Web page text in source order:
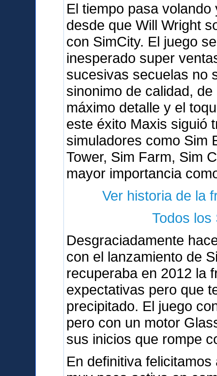
El tiempo pasa
desde que Will Wright
con SimCity. El juego
inesperado super
sucesivas secuelas no
sinonimo de calidad,
máximo detalle y el
este éxito Maxis siguió
simuladores como Sim
Tower, Sim Farm, Sim
mayor importancia
Ver historia de la
Todos los
Desgraciadamente
con el lanzamiento de
recuperaba en 2012 la
expectativas pero que
precipitado. El juego
pero con un motor
sus inicios que rompe
En definitiva